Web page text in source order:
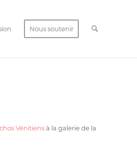
Nous soutenir
Vénitiensà la galerie de la